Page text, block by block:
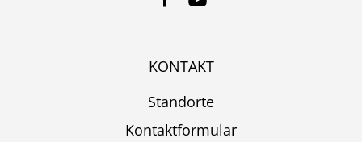
KONTAKT
Standorte
Kontaktformular